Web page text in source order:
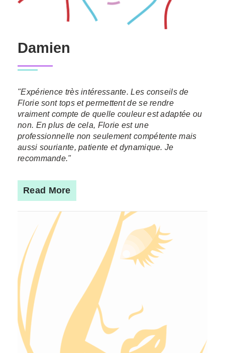
Damien
"Expérience très intéressante. Les conseils de
Florie sont tops et permettent de se rendre
vraiment compte de quelle couleur est adaptée ou
non. En plus de cela, Florie est une
professionnelle non seulement compétente mais
aussi souriante, patiente et dynamique. Je
recommande."
Read More